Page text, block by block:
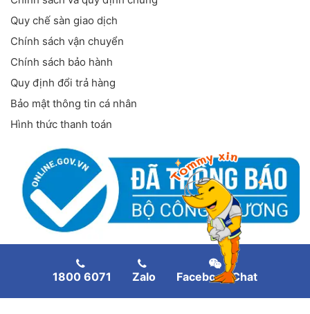
Quy chế sàn giao dịch
Chính sách vận chuyển
Chính sách bảo hành
Quy định đổi trả hàng
Bảo mật thông tin cá nhân
Hình thức thanh toán
1800 6071
Zalo Facebook Chat